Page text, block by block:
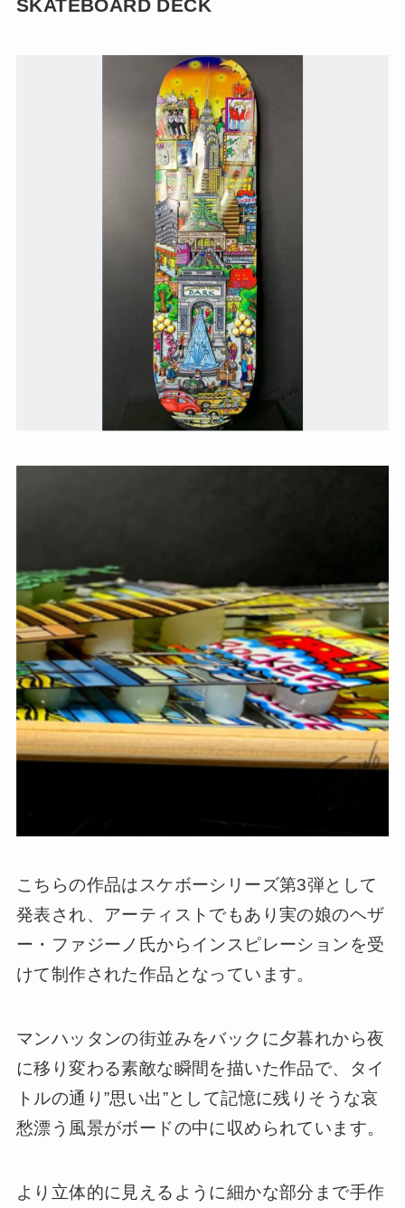
SKATEBOARD DECK
こちらの作品はスケボーシリーズ第3弾として
発表され、アーティストでもあり実の娘のヘザ
ー・ファジーノ氏からインスピレーションを受
けて制作された作品となっています。
マンハッタンの街並みをバックに夕暮れから夜
に移り変わる素敵な瞬間を描いた作品で、タイ
トルの通り”思い出”として記憶に残りそうな哀
愁漂う風景がボードの中に収められています。
より立体的に見えるように細かな部分まで手作